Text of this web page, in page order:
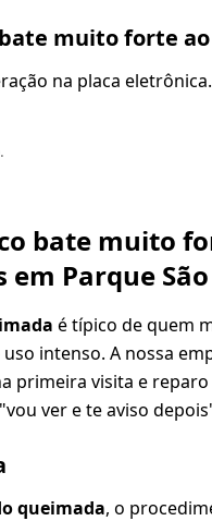
muito forte
na placa
bate muito
Parque
é típico de quem
intenso. A nossa
primeira visita e
ver e te aviso
queimada, o